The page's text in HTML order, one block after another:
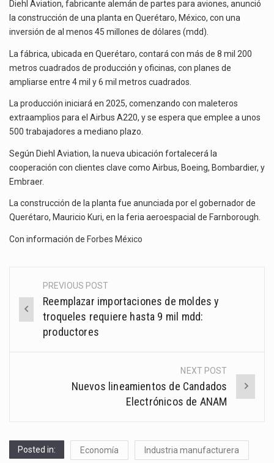
Las métricas tradicionales de los parques industriales —absorción, ocupación y metros cuadrados desarrollados— resultan insuficientes…
El Tribunal Federal de Justicia Administrativa (TFJA), a través de su Segunda Sala Regional en…
PARA
CONSTRUCCIÓN
DE
EN
MÉXICO
Diehl Aviation, fabricante alemán de partes para aviones, anunció
la construcción de una planta en Querétaro, México, con una
inversión de al menos 45 millones de dólares (mdd).
La fábrica, ubicada en Querétaro, contará con más de 8 mil 200
metros cuadrados de producción y oficinas, con planes de
ampliarse entre 4 mil y 6 mil metros cuadrados.
La producción iniciará en 2025, comenzando con maleteros
extraamplios para el Airbus A220, y se espera que emplee a unos
500 trabajadores a mediano plazo.
Según Diehl Aviation, la nueva ubicación fortalecerá la
cooperación con clientes clave como Airbus, Boeing, Bombardier, y
Embraer.
La construcción de la planta fue anunciada por el gobernador de
Querétaro, Mauricio Kuri, en la feria aeroespacial de Farnborough.
Con información de Forbes México
Post
navigation
PREVIOUS POST
Reemplazar importaciones de moldes y
troqueles requiere hasta 9 mil mdd:
productores
NEXT POST
Nuevos lineamientos de Candados
Electrónicos de ANAM
Posted in: Economía Industria manufacturera